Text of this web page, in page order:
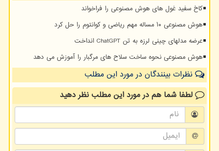
کاخ سفید غول های هوش مصنوعی را فراخواند
هوش مصنوعی ۱۰ مساله مهم ریاضی و کوانتوم را حل کرد
عرضه مدلهای چینی لرزه به تن ChatGPT انداخت
هوش مصنوعی نحوه ساخت سلاح های مرگبار را آموزش می دهد
نظرات بینندگان در مورد این مطلب
لطفا شما همدر مورد این مطلبنظر دهید